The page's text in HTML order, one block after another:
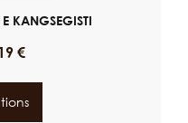
KANGSEGISTI
€